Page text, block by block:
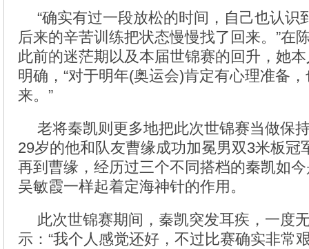
“确实有过一段放松的时间，自己也认识
后来的辛苦训练把状态慢慢找了回来。”在
此前的迷茫期以及本届世锦赛的回升，她
明确，“对于明年(奥运会)肯定有心理准备
来。”
老将秦凯则更多地把此次世锦赛当做保
29岁的他和队友曹缘成功加冕男双3米板冠
再到曹缘，经历过三个不同搭档的秦凯如
吴敏霞一样起着定海神针的作用。
此次世锦赛期间，秦凯突发耳疾，一度
示：“我个人感觉还好，不过比赛确实非常